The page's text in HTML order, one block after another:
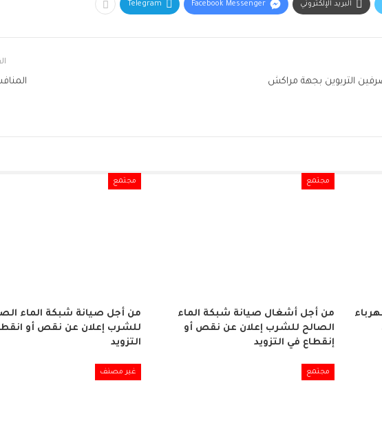
البريد الإلكتروني Facebook Messenger
Telegram
التربوين بجهة مراكش
مجتمع
من أجل أشغال صيانة شبكة الماء
الصالح للشرب إعلان عن نقص أو
إنقطاع في التزويد
مجتمع
من أجل صيانة شبكة الماء
للشرب إعلان عن نقص أو
التزويد
مجتمع غير مصنف